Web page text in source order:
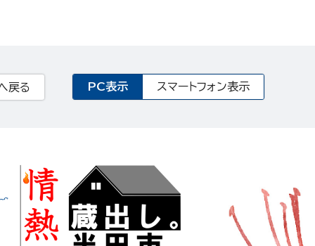
戻る PC表示 スマートフォン表示